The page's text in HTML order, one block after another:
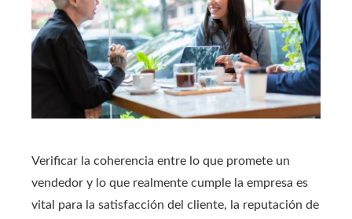
Verificar la coherencia entre lo que promete un
vendedor y lo que realmente cumple la empresa es
vital para la satisfacción del cliente, la reputación de